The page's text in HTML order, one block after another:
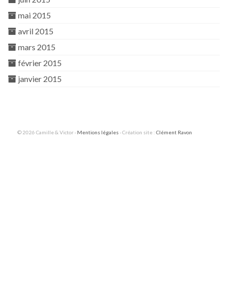
mai 2015
avril 2015
mars 2015
février 2015
janvier 2015
© 2026 Camille & Victor - Mentions légales- Création site : Clément Ravon